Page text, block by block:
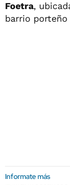
Foetra,
barrio porteño
Informate más